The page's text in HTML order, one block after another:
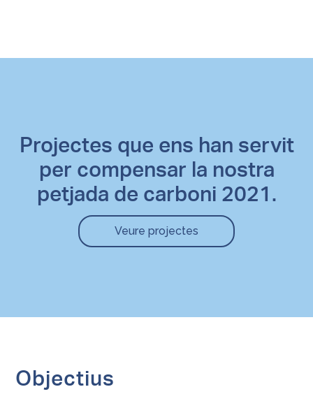
Projectes que ens han servit
per compensar la nostra
petjada de carboni 2021.
Veure projectes
Objectius